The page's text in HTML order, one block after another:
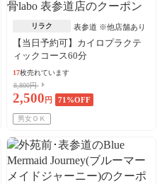
リラク 表参道 ※他店舗あり
【当日予約可】カイロプラクテ
ィックコース60分
17枚売れています
8,800円
2,500 円 71 %OFF
男女ＯＫ